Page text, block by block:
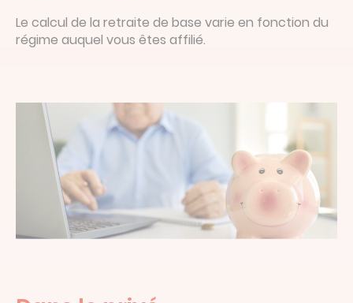
Le calcul de la retraite de base varie en fonction du
régime auquel vous êtes affilié.